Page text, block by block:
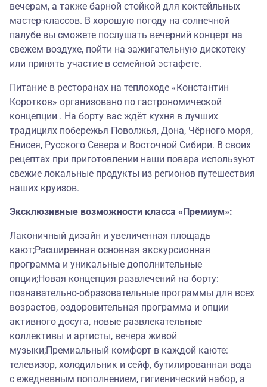
вечерам, а также барной стойкой для коктейльных
мастер-классов. В хорошую погоду на солнечной
палубе вы сможете послушать вечерний концерт на
свежем воздухе, пойти на зажигательную дискотеку
или принять участие в семейной эстафете.
Питание в ресторанах на теплоходе «Константин
Коротков» организовано по гастрономической
концепции . На борту вас ждёт кухня в лучших
традициях побережья Поволжья, Дона, Чёрного моря,
Енисея, Русского Севера и Восточной Сибири. В своих
рецептах при приготовлении наши повара используют
свежие локальные продукты из регионов путешествия
наших круизов.
Эксклюзивные возможности класса «Премиум»:
Лаконичный дизайн и увеличенная площадь
кают;Расширенная основная экскурсионная
программа и уникальные дополнительные
опции;Новая концепция развлечений на борту:
познавательно-образовательные программы для всех
возрастов, оздоровительная программа и опции
активного досуга, новые развлекательные
коллективы и артисты, вечера живой
музыки;Премиальный комфорт в каждой каюте:
телевизор, холодильник и сейф, бутилированная вода
с ежедневным пополнением, гигиенический набор, а